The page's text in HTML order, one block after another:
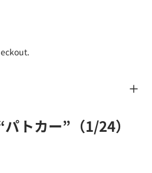
トカー”（1/24）